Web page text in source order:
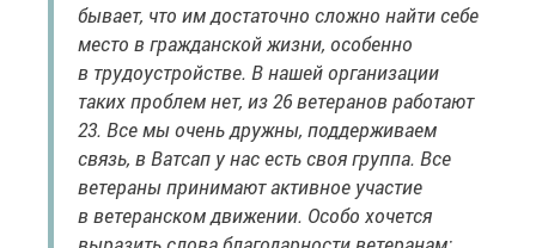
бывает, что им достаточно сложно найти себе
место в гражданской жизни, особенно
в трудоустройстве. В нашей организации
таких проблем нет, из 26 ветеранов работают
23. Все мы очень дружны, поддерживаем
связь, в Ватсап у нас есть своя группа. Все
ветераны принимают активное участие
в ветеранском движении. Особо хочется